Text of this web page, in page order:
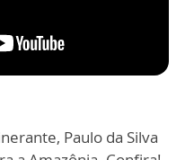
Paulo da Silva